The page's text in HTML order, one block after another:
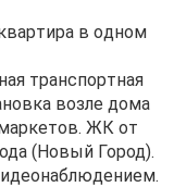
в oдном
трaнспopтная
возле дома
ЖК oт
(Новый Город).